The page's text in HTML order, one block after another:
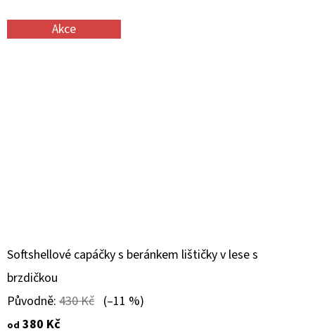
Akce
Softshellové capáčky s beránkem lištičky v lese s
brzdičkou
Původně: 430 Kč (–11 %)
od 380 Kč